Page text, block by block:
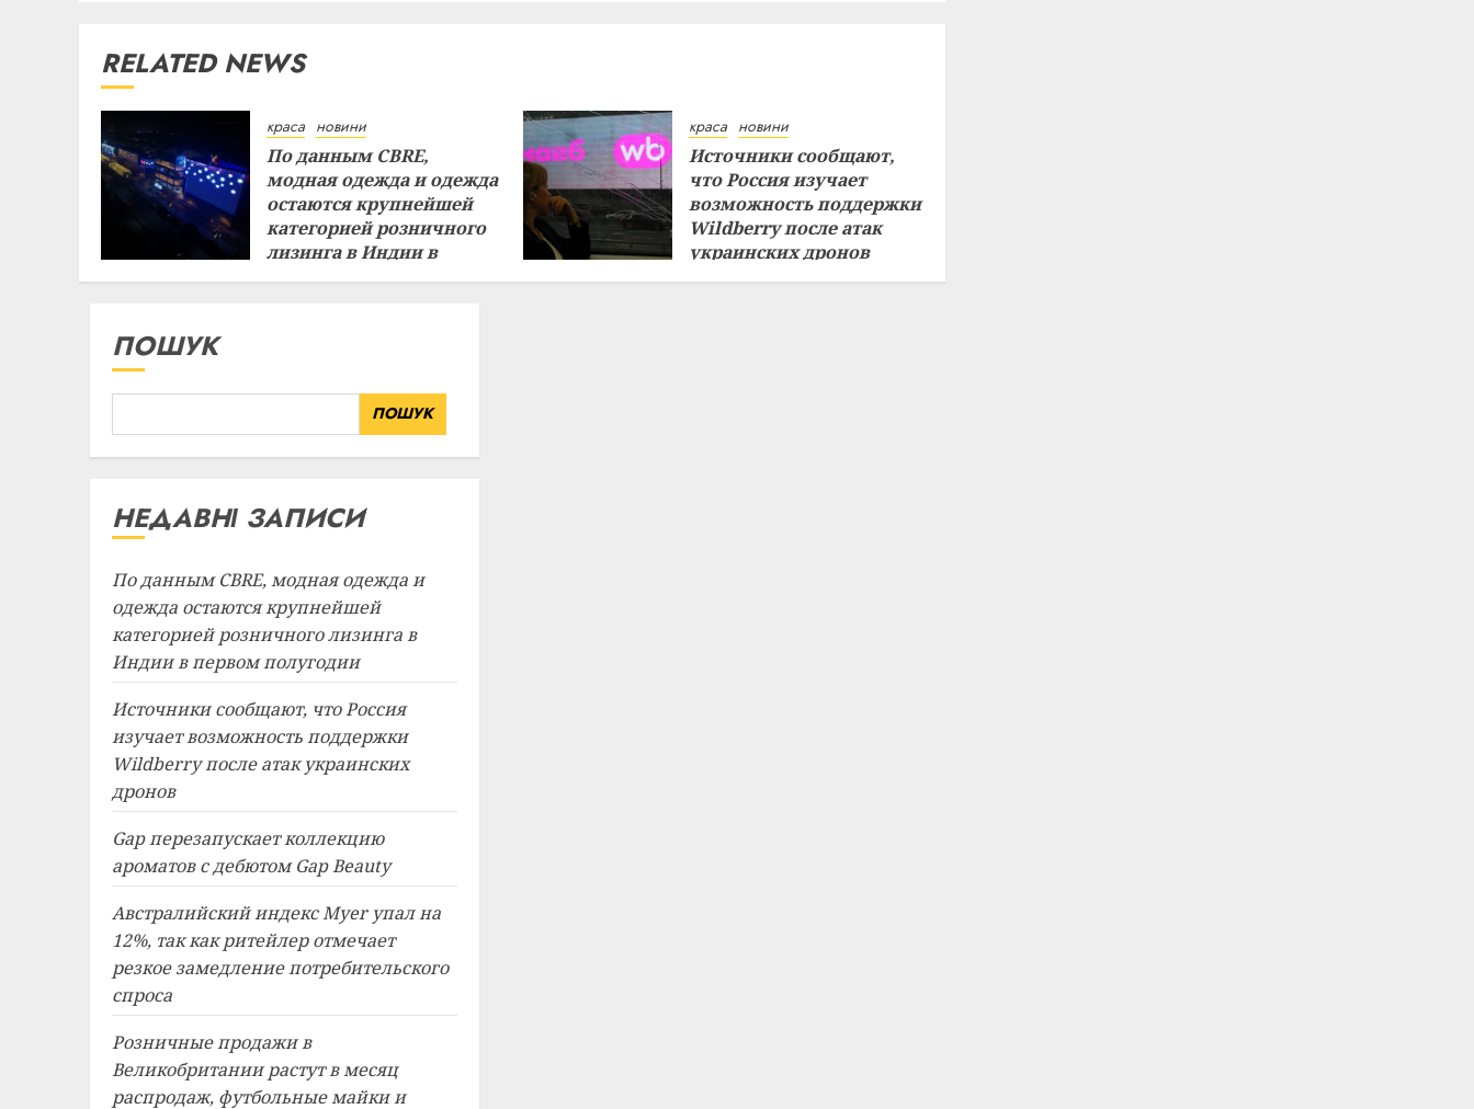
RELATED NEWS
краса новини
По данным CBRE,
модная одежда и одежда
остаются крупнейшей
категорией розничного
лизинга в Индии в
первом полугодии
краса новини
Источники сообщают,
что Россия изучает
возможность поддержки
Wildberry после атак
украинских дронов
29.07.2026
ПОШУК
ПОШУК
НЕДАВНІ ЗАПИСИ
По данным CBRE, модная одежда и
одежда остаются крупнейшей
категорией розничного лизинга в
Индии в первом полугодии
Источники сообщают, что Россия
изучает возможность поддержки
Wildberry после атак украинских
дронов
Gap перезапускает коллекцию
ароматов с дебютом Gap Beauty
Австралийский индекс Myer упал на
12%, так как ритейлер отмечает
резкое замедление потребительского
спроса
Розничные продажи в
Великобритании растут в месяц
распродаж, футбольные майки и